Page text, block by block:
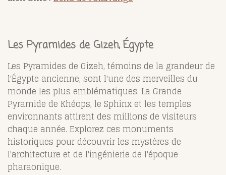
Les Pyramides de Gizeh, Égypte
Les Pyramides de Gizeh, témoins de la grandeur de
l'Égypte ancienne, sont l'une des merveilles du
monde les plus emblématiques. La Grande
Pyramide de Khéops, le Sphinx et les temples
environnants attirent des millions de visiteurs
chaque année. Explorez ces monuments
historiques pour découvrir les mystères de
l'architecture et de l'ingénierie de l'époque
pharaonique.